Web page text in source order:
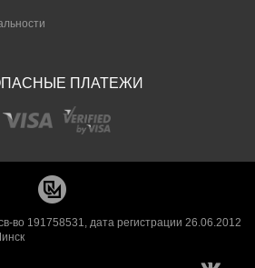
ПЛАТЕЖИ
191758531, дата регистрации 26.06.2012